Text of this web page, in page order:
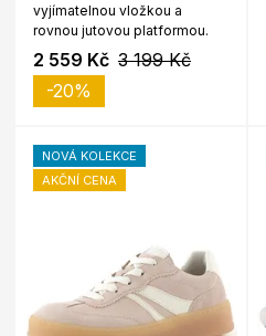
vyjímatelnou vložkou a
rovnou jutovou platformou.
2 559 Kč 3 199 Kč
-20%
NOVÁ KOLEKCE
AKČNÍ CENA